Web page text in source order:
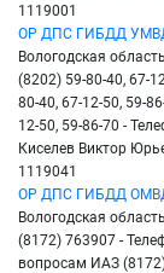
1119001
ОР ДПС ГИБДД УМВД
Вологодская
(8202) 59-80-40, 67-
80-40, 67-12-50, 59-
12-50, 59-86-70 -
Киселев Виктор
1119041
ОР ДПС ГИБДД ОМВД
Вологодская
(8172) 763907 -
вопросам ИАЗ